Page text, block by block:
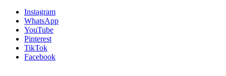
Instagram
WhatsApp
YouTube
Pinterest
TikTok
Facebook